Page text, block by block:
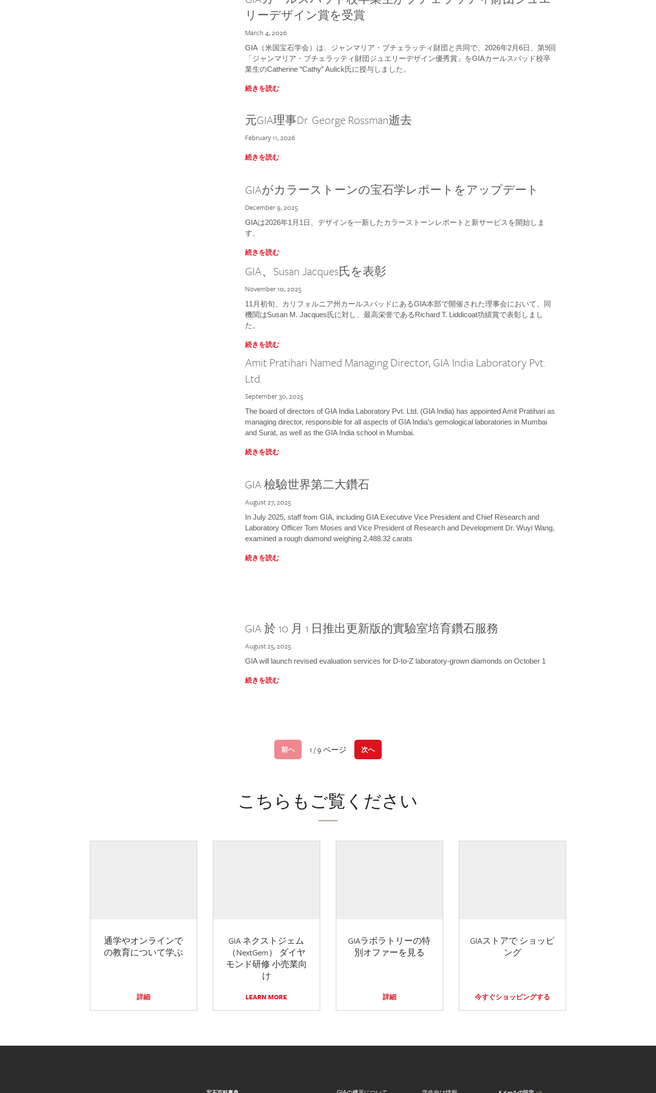
リーデザイン賞を受賞
March 4, 2026
GIA（米国宝石学会）は、ジャンマリア・ブチェラッティ財団と共同で、2026年2月6日、第9回
「ジャンマリア・ブチェラッティ財団ジュエリーデザイン優秀賞」をGIAカールスバッド校卒
業生のCatherine “Cathy” Aulick氏に授与しました。
続きを読む
元GIA理事Dr. George Rossman逝去
February 11, 2026
続きを読む
GIAがカラーストーンの宝石学レポートをアップデート
December 9, 2025
GIAは2026年1月1日、デザインを一新したカラーストーンレポートと新サービスを開始しま
す。
続きを読む
GIA、Susan Jacques氏を表彰
November 10, 2025
11月初旬、カリフォルニア州カールスバッドにあるGIA本部で開催された理事会において、同
機関はSusan M. Jacques氏に対し、最高栄誉であるRichard T. Liddicoat功績賞で表彰しまし
た。
続きを読む
Amit Pratihari Named Managing Director, GIA India Laboratory Pvt.
Ltd.
September 30, 2025
The board of directors of GIA India Laboratory Pvt. Ltd. (GIA India) has appointed Amit Pratihari as
managing director, responsible for all aspects of GIA India’s gemological laboratories in Mumbai
and Surat, as well as the GIA India school in Mumbai.
続きを読む
GIA 檢驗世界第二大鑽石
August 27, 2025
In July 2025, staff from GIA, including GIA Executive Vice President and Chief Research and
Laboratory Officer Tom Moses and Vice President of Research and Development Dr. Wuyi Wang,
examined a rough diamond weighing 2,488.32 carats
続きを読む
GIA 於 10 月 1 日推出更新版的實驗室培育鑽石服務
August 25, 2025
GIA will launch revised evaluation services for D-to-Z laboratory-grown diamonds on October 1
続きを読む
前へ 1 / 9 ページ 次へ
こちらもご覧ください
通学やオンラインで
の教育について学ぶ
詳細
GIA ネクストジェム
（NextGem） ダイヤ
モンド研修 小売業向
け
LEARN MORE
GIAラボラトリーの特
別オファーを見る
詳細
GIAストアで ショッピ
ング
今すぐショッピングする